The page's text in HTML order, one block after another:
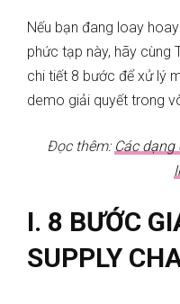
Nếu bạn đang loay
phức tạp này, hãy
chi tiết 8 bước để xử lý
demo giải quyết trong
Đọc thêm: Các
I. 8 BƯỚC
SUPPLY